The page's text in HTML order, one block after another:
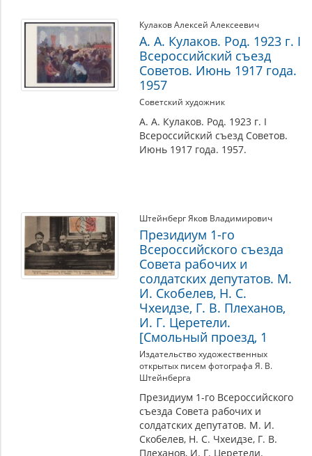
Кулаков Алексей Алексеевич
А. А. Кулаков. Род. 1923 г. I
Всероссийский съезд
Советов. Июнь 1917 года.
1957
Советский художник
А. А. Кулаков. Род. 1923 г. I
Всероссийский съезд Советов.
Июнь 1917 года. 1957.
Штейнберг Яков Владимирович
Президиум 1-го
Всероссийского съезда
Совета рабочих и
солдатских депутатов. М.
И. Скобелев, Н. С.
Чхеидзе, Г. В. Плеханов,
И. Г. Церетели.
[Смольный проезд, 1
Издательство художественных
открытых писем фотографа Я. В.
Штейнберга
Президиум 1-го Всероссийского
съезда Совета рабочих и
солдатских депутатов. М. И.
Скобелев, Н. С. Чхеидзе, Г. В.
Плеханов, И. Г. Церетели.